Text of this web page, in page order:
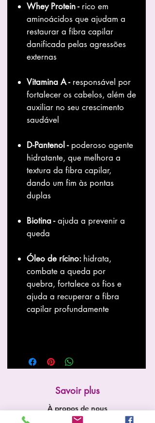
Whey Protein -rico em
aminoácidos que ajudam a
restaurar a fibra capilar
danificada pelas agressões
externas
Vitamina A - responsável por
fortalecer os cabelos, além de
auxiliar no seu crescimento
saudável
D-Pantenol - poderoso agente
hidratante, que melhora a
textura da fibra capilar,
dando um fim às pontas
duplas
Biotina -ajuda a prevenir a
queda
Óleo de rícino: hidrata,
combate a queda por
quebra, fortalece os fios e
ajuda a recuperar a fibra
capilar profundamente
Savoir plus
À propos de nous
Boutique